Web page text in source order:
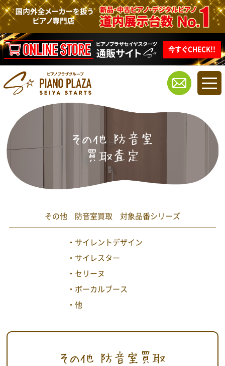
今すぐCHECK!!
その他 防音室
買取査定
その他 防音室買取 対象品番シリーズ
・サイレントデザイン
・サイレスター
・セリーヌ
・ボーカルブース
・他
その他 防音室買取